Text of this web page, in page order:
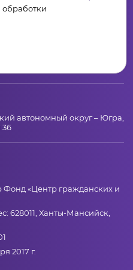
автономный округ – Югра,
36
Фонд «Центр гражданских и
628011, Ханты-Мансийск,
2017 г.
обработки